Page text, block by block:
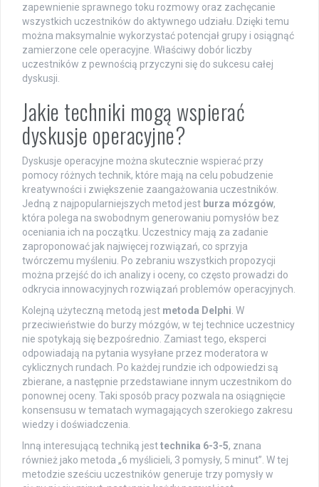
zapewnienie sprawnego toku rozmowy oraz zachęcanie
wszystkich uczestników do aktywnego udziału. Dzięki temu
można maksymalnie wykorzystać potencjał grupy i osiągnąć
zamierzone cele operacyjne. Właściwy dobór liczby
uczestników z pewnością przyczyni się do sukcesu całej
dyskusji.
Jakie techniki mogą wspierać
dyskusje operacyjne?
Dyskusje operacyjne można skutecznie wspierać przy
pomocy różnych technik, które mają na celu pobudzenie
kreatywności i zwiększenie zaangażowania uczestników.
Jedną z najpopularniejszych metod jest burza mózgów,
która polega na swobodnym generowaniu pomysłów bez
oceniania ich na początku. Uczestnicy mają za zadanie
zaproponować jak najwięcej rozwiązań, co sprzyja
twórczemu myśleniu. Po zebraniu wszystkich propozycji
można przejść do ich analizy i oceny, co często prowadzi do
odkrycia innowacyjnych rozwiązań problemów operacyjnych.
Kolejną użyteczną metodą jest metoda Delphi . W
przeciwieństwie do burzy mózgów, w tej technice uczestnicy
nie spotykają się bezpośrednio. Zamiast tego, eksperci
odpowiadają na pytania wysyłane przez moderatora w
cyklicznych rundach. Po każdej rundzie ich odpowiedzi są
zbierane, a następnie przedstawiane innym uczestnikom do
ponownej oceny. Taki sposób pracy pozwala na osiągnięcie
konsensusu w tematach wymagających szerokiego zakresu
wiedzy i doświadczenia.
Inną interesującą techniką jesttechnika 6-3-5, znana
również jako metoda „6 myślicieli, 3 pomysły, 5 minut”. W tej
metodzie sześciu uczestników generuje trzy pomysły w